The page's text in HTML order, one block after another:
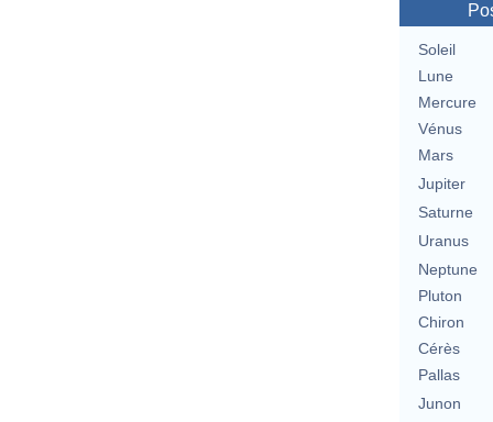
Soleil
Lune
Mercure
Vénus
Mars
Jupiter
Saturne
Uranus
Neptune
Pluton
Chiron
Cérès
Pallas
Junon